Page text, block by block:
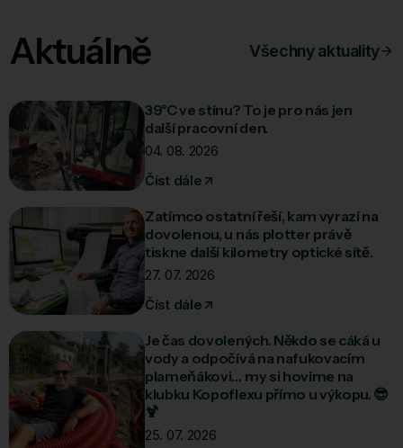
Aktuálně Všechny aktuality
39°C ve stínu? To je pro nás jen
další pracovní den.
04. 08. 2026
Číst dále
Zatímco ostatní řeší, kam vyrazí na
dovolenou, u nás plotter právě
tiskne další kilometry optické sítě.
27. 07. 2026
Číst dále
Je čas dovolených. Někdo se cáká u
vody a odpočívá na nafukovacím
plameňákovi… my si hovíme na
klubku Kopoflexu přímo u výkopu. 😎
🍹
25. 07. 2026